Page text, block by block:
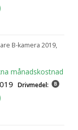
B-kamera 2019,
månadskostnad
Drivmedel: